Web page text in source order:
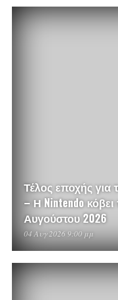
Τέλος εποχής για
– Η Nintendo
Αυγούστου 2026
04 Αυγ 2026 9:00 μμ